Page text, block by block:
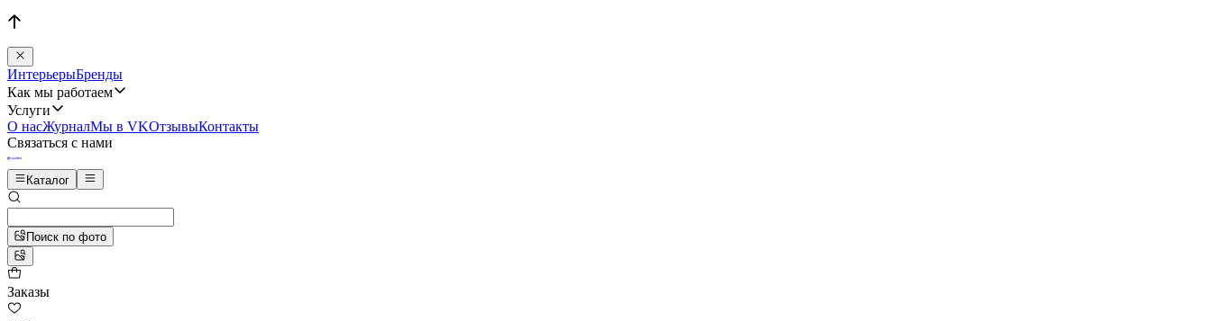
ИнтерьерыБренды
Как мы работаем
Услуги
О насЖурналМы в VKОтзывыКонтакты
Связаться с нами
Каталог
Поиск по фото
Заказы